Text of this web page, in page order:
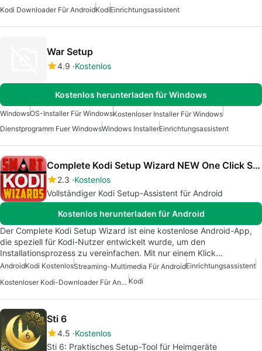
Kodi Downloader Für AndroidKodiEinrichtungsassistent
War Setup
4.9 Kostenlos
Kostenlos herunterladen für Windows
WindowsOS-Installer Für WindowsKostenloser Installer Für Windows
Dienstprogramm Fuer WindowsWindows InstallerEinrichtungsassistent
Complete Kodi Setup Wizard NEW One Click Setup
2.3 Kostenlos
Vollständiger Kodi Setup-Assistent für Android
Kostenlos herunterladen für Android
Der Complete Kodi Setup Wizard ist eine kostenlose Android-App,
die speziell für Kodi-Nutzer entwickelt wurde, um den
Installationsprozess zu vereinfachen. Mit nur einem Klick…
AndroidKodi KostenlosStreaming-Multimedia Für AndroidEinrichtungsassistent
Kostenloser Kodi-Downloader Für Android Kodi
Sti 6
4.5 Kostenlos
Sti 6: Praktisches Setup-Tool für Heimgeräte